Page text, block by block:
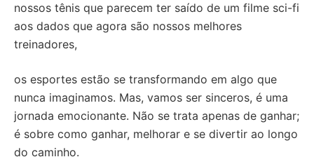
nossos tênis que parecem ter saído de um filme sci-fi
aos dados que agora são nossos melhores
treinadores,
os esportes estão se transformando em algo que
nunca imaginamos. Mas, vamos ser sinceros, é uma
jornada emocionante. Não se trata apenas de ganhar;
é sobre como ganhar, melhorar e se divertir ao longo
do caminho.